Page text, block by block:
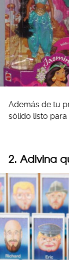
Además de tu
sólido listo
2. Adivina